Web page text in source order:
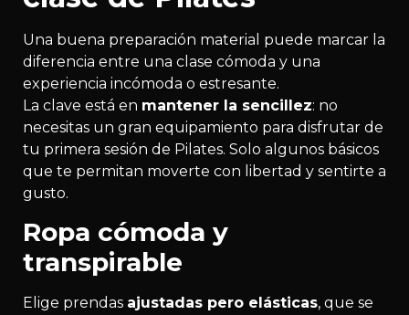
Una buena preparación material puede marcar la
diferencia entre una clase cómoda y una
experiencia incómoda o estresante.
La clave está en mantener la sencillez: no
necesitas un gran equipamiento para disfrutar de
tu primera sesión de Pilates. Solo algunos básicos
que te permitan moverte con libertad y sentirte a
gusto.
Ropa cómoda y
transpirable
Elige prendas ajustadas pero elásticas, que se